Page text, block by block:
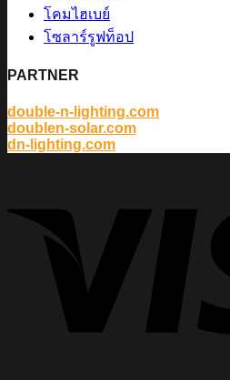
โคมไฮเบย์
โซลาร์รูฟท็อป
PARTNER
double-n-lighting.com
doublen-solar.com
dn-lighting.com